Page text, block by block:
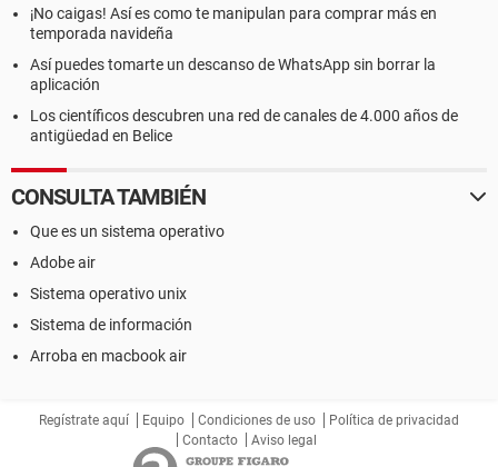
¡No caigas! Así es como te manipulan para comprar más en
temporada navideña
Así puedes tomarte un descanso de WhatsApp sin borrar la
aplicación
Los científicos descubren una red de canales de 4.000 años de
antigüedad en Belice
CONSULTA TAMBIÉN
Que es un sistema operativo
Adobe air
Sistema operativo unix
Sistema de información
Arroba en macbook air
Regístrate aquí Equipo Condiciones de uso
Política de privacidad
Contacto
Aviso legal